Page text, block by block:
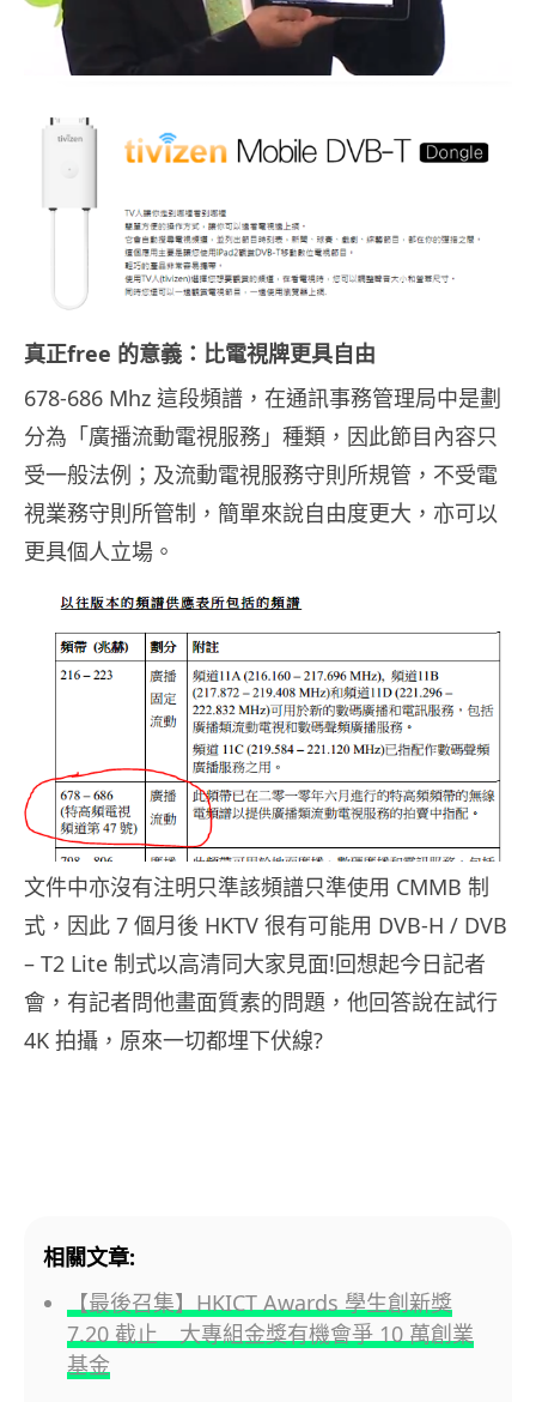
真正free 的意義：比電視牌更具自由
678-686 Mhz 這段頻譜，在通訊事務管理局中是劃
分為「廣播流動電視服務」種類，因此節目內容只
受一般法例；及流動電視服務守則所規管，不受電
視業務守則所管制，簡單來說自由度更大，亦可以
更具個人立場。
文件中亦沒有注明只準該頻譜只準使用 CMMB 制
式，因此 7 個月後 HKTV 很有可能用 DVB-H / DVB
– T2 Lite 制式以高清同大家見面!回想起今日記者
會，有記者問他畫面質素的問題，他回答說在試行
4K 拍攝，原來一切都埋下伏線?
相關文章:
【最後召集】HKICT Awards 學生創新獎
7.20 截止 大專組金獎有機會爭 10 萬創業
基金